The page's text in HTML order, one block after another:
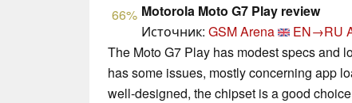
66% Motorola Moto G7 Play review
Источник: GSM Arena EN→RU
The Moto G7 Play has modest specs and
has some issues, mostly concerning app
well-designed, the chipset is a good